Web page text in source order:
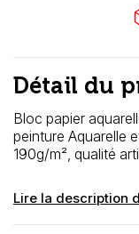
Détail du
Bloc papier
peinture Aquarelle
190g/m², qualité
Lire la description